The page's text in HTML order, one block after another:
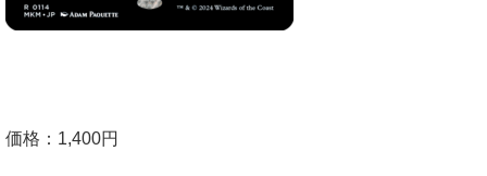
価格：1,400円